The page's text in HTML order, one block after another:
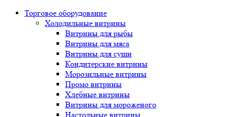
Торговое оборудованиe
Холодильные витрины
Витрины для рыбы
Витрины для мяса
Витрины для суши
Кондитерские витрины
Морозильные витрины
Промо витрины
Хлебные витрины
Витрины для мороженого
Настольные витрины